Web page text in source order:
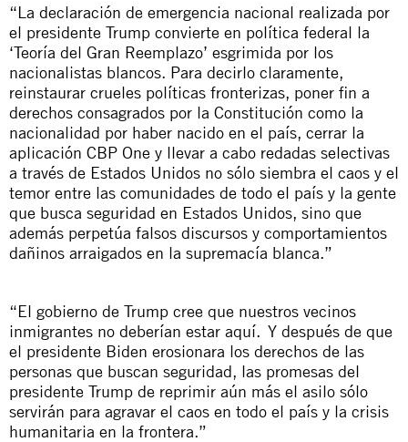
“La declaración de emergencia nacional realizada por
el presidente Trump convierte en política federal la
‘Teoría del Gran Reemplazo’ esgrimida por los
nacionalistas blancos. Para decirlo claramente,
reinstaurar crueles políticas fronterizas, poner fin a
derechos consagrados por la Constitución como la
nacionalidad por haber nacido en el país, cerrar la
aplicación CBP One y llevar a cabo redadas selectivas
a través de Estados Unidos no sólo siembra el caos y el
temor entre las comunidades de todo el país y la gente
que busca seguridad en Estados Unidos, sino que
además perpetúa falsos discursos y comportamientos
dañinos arraigados en la supremacía blanca.”
“El gobierno de Trump cree que nuestros vecinos
inmigrantes no deberían estar aquí. Y después de que
el presidente Biden erosionara los derechos de las
personas que buscan seguridad, las promesas del
presidente Trump de reprimir aún más el asilo sólo
servirán para agravar el caos en todo el país y la crisis
humanitaria en la frontera.”